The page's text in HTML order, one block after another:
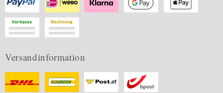
Versandinformation